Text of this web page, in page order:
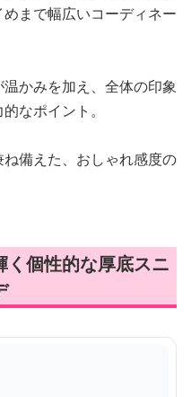
まで幅広いコーディネー
かみを加え、全体の印象
なポイント。
備えた、おしゃれ感度の
個性的な厚底スニ